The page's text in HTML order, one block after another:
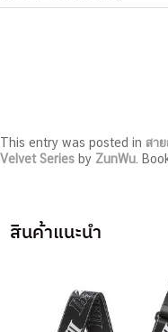
This entry was posted in สา
Velvet Series by ZunWu .
สินค้าแนะนำ